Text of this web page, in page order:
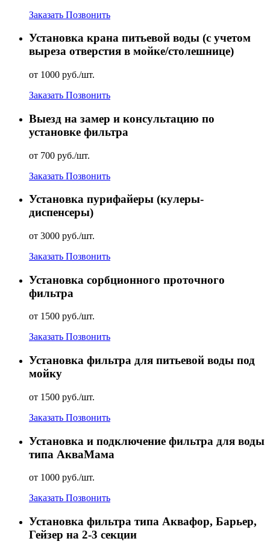
Заказать Позвонить
Установка крана питьевой воды (с учетом
выреза отверстия в мойке/столешнице)
от 1000 руб./шт.
Заказать Позвонить
Выезд на замер и консультацию по
установке фильтра
от 700 руб./шт.
Заказать Позвонить
Установка пурифайеры (кулеры-
диспенсеры)
от 3000 руб./шт.
Заказать Позвонить
Установка сорбционного проточного
фильтра
от 1500 руб./шт.
Заказать Позвонить
Установка фильтра для питьевой воды под
мойку
от 1500 руб./шт.
Заказать Позвонить
Установка и подключение фильтра для воды
типа АкваМама
от 1000 руб./шт.
Заказать Позвонить
Установка фильтра типа Аквафор, Барьер,
Гейзер на 2-3 секции